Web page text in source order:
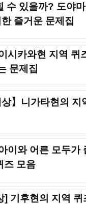
수 있을까? 도야
즐거운 문제집
시카와현 지역 퀴
문제집
상】니가타현의 지
이와 어른 모두가
즈 모음
] 기후현의 지역 퀴